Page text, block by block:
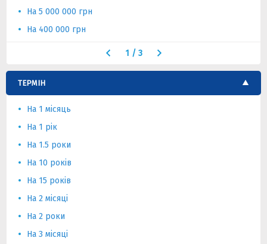
На 5 000 000 грн
На 400 000 грн
1 / 3
ТЕРМІН
На 1 місяць
На 1 рік
На 1.5 роки
На 10 років
На 15 років
На 2 місяці
На 2 роки
На 3 місяці